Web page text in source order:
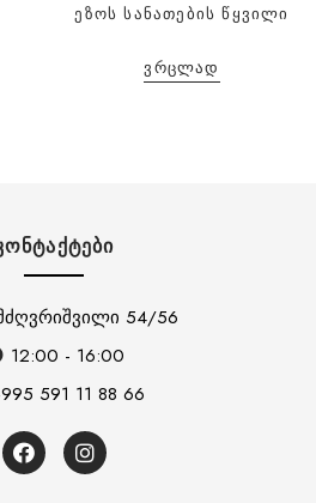
ეზოს სანათების წყვილი
ᲕᲠᲪᲚᲐᲓ
54/56
12:00 - 16:00
591 11 88 66